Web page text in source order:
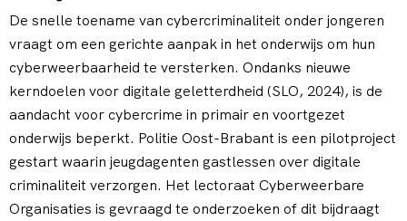
De snelle toename van cybercriminaliteit onder jongeren
vraagt om een gerichte aanpak in het onderwijs om hun
cyberweerbaarheid te versterken. Ondanks nieuwe
kerndoelen voor digitale geletterdheid (SLO, 2024), is de
aandacht voor cybercrime in primair en voortgezet
onderwijs beperkt. Politie Oost-Brabant is een pilotproject
gestart waarin jeugdagenten gastlessen over digitale
criminaliteit verzorgen. Het lectoraat Cyberweerbare
Organisaties is gevraagd te onderzoeken of dit bijdraagt